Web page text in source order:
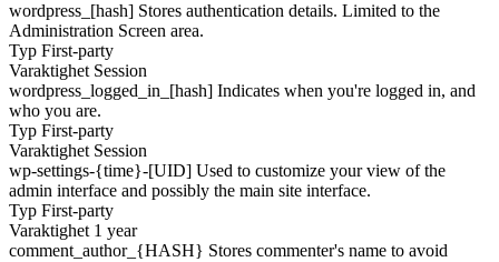
wordpress_[hash] Stores authentication details. Limited to the
Administration Screen area.
Typ First-party
Varaktighet Session
wordpress_logged_in_[hash] Indicates when you're logged in, and
who you are.
Typ First-party
Varaktighet Session
wp-settings-{time}-[UID] Used to customize your view of the
admin interface and possibly the main site interface.
Typ First-party
Varaktighet 1 year
comment_author_{HASH} Stores commenter's name to avoid